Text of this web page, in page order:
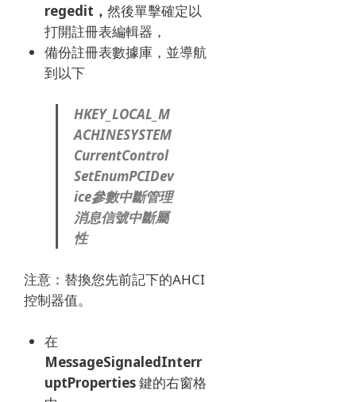
regedit， 然後單擊確定以
打開註冊表編輯器，
備份註冊表數據庫，並導航
到以下
HKEY_LOCAL_M
ACHINESYSTEM
CurrentControl
SetEnumPCIDev
ice參數中斷管理
消息信號中斷屬
性
注意：替換您先前記下的AHCI
控制器值。
在
MessageSignaledInterr
uptProperties鍵的右窗格